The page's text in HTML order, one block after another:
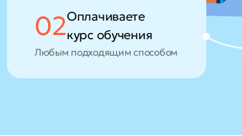
02Оплачиваете
курс обучения
Любым подходящим способом